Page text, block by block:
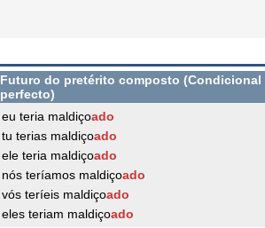
Futuro do pretérito composto (Condicional
perfecto)
eu teria maldiçoado
tu terias maldiçoado
ele teria maldiçoado
nós teríamos maldiçoado
vós teríeis maldiçoado
eles teriam maldiçoado